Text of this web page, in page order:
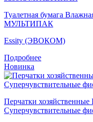
Туалетная бумага
МУЛЬТИПАК
Essity (ЭВОКОМ)
Подробнее
Новинка
Перчатки
Суперчувствительные